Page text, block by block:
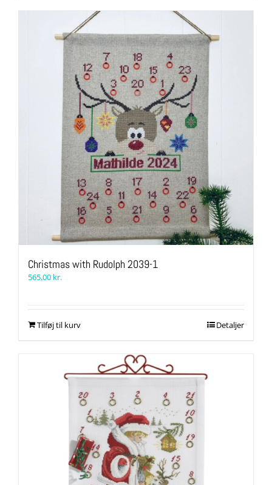
Christmas with Rudolph 2039-1
565,00 kr.
Tilføj til kurv Detaljer